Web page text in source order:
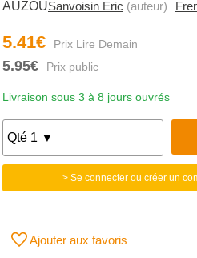
AUZOUSanvoisin Eric (auteur)
5.41€
5.95€
Livraison sous 3 à 8 jours ouvrés
> Se connecter ou créer un
Ajouter aux favoris